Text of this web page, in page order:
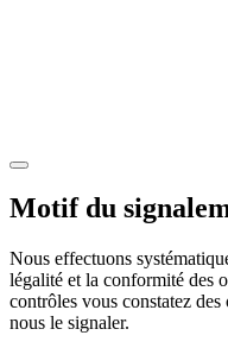
Motif du
Nous effectuons
légalité et la conformité des
contrôles vous constatez
nous le signaler.